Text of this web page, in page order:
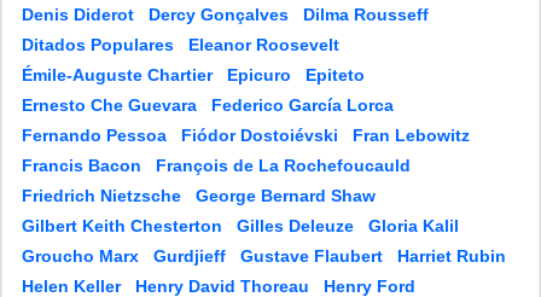
Denis Diderot
Dercy Gonçalves
Dilma Rousseff
Ditados Populares
Eleanor Roosevelt
Émile-Auguste Chartier
Epicuro
Epiteto
Ernesto Che Guevara
Federico García Lorca
Fernando Pessoa
Fiódor Dostoiévski
Fran Lebowitz
Francis Bacon
François de La Rochefoucauld
Friedrich Nietzsche
George Bernard Shaw
Gilbert Keith Chesterton
Gilles Deleuze
Gloria Kalil
Groucho Marx
Gurdjieff Gustave Flaubert
Harriet Rubin
Helen Keller
Henry David Thoreau
Henry Ford